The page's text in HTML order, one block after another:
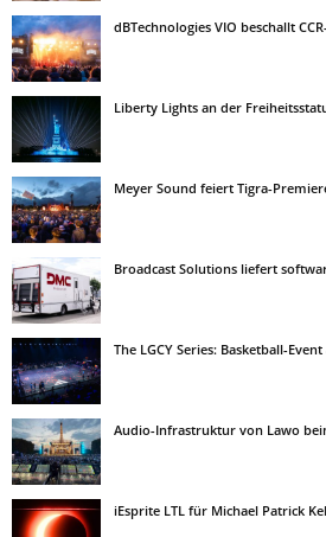
dBTechnologies VIO beschallt
Liberty Lights an der
Meyer Sound feiert Tigra-
Broadcast Solutions liefert
The LGCY Series: Basketball-
Audio-Infrastruktur von Lawo
iEsprite LTL für Michael Patrick